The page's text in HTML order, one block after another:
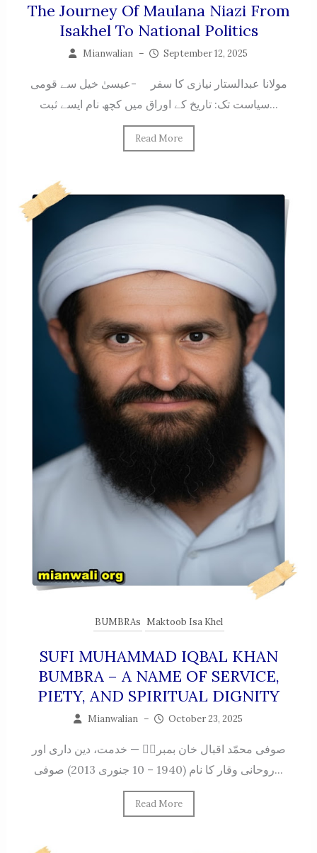
The Journey Of Maulana Niazi From
Isakhel To National Politics
Mianwalian – September 12, 2025
مولانا عبدالستار نیازی کا سفر -عیسیٰ خیل سے قومی
سیاست تک: تاریخ کے اوراق میں کچھ نام ایسے ثبت...
Read More
BUMBRAs Maktoob Isa Khel
SUFI MUHAMMAD IQBAL KHAN
BUMBRA – A NAME OF SERVICE,
PIETY, AND SPIRITUAL DIGNITY
Mianwalian – October 23, 2025
صوفی محمّد اقبال خان بمبراؒ — خدمت، دین داری اور
روحانی وقار کا نام (1940 – 10 جنوری 2013) صوفی...
Read More